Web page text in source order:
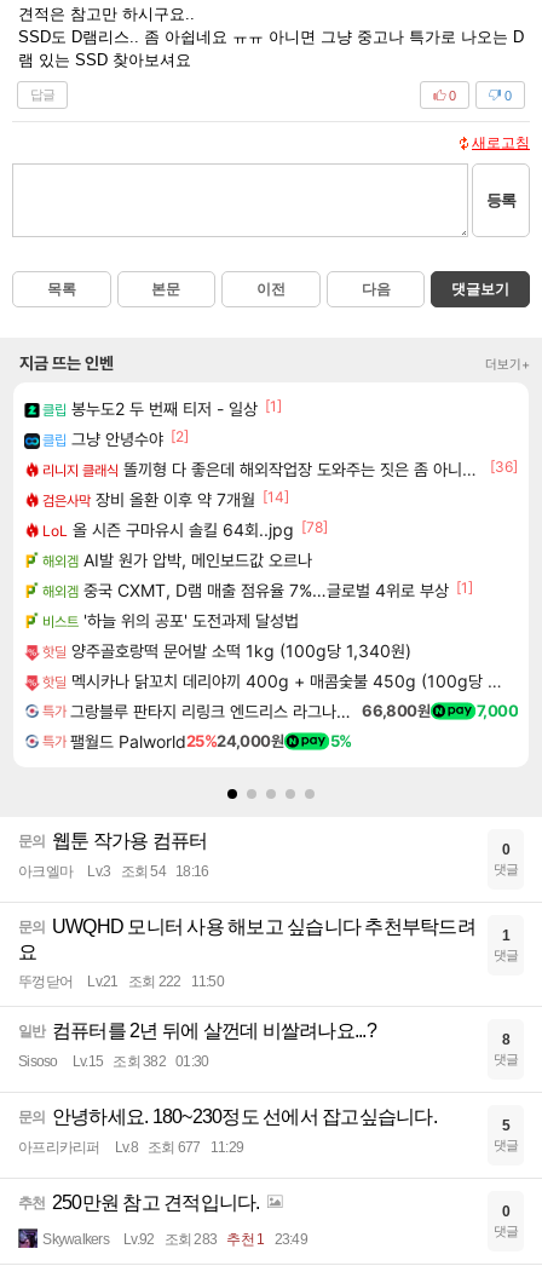
견적은 참고만 하시구요..
SSD도 D램리스.. 좀 아쉽네요 ㅠㅠ 아니면 그냥 중고나 특가로 나오는 D
램 있는 SSD 찾아보셔요
답글 0
0
새로고침
등록
목록 본문 이전 다음 댓글보기
지금 뜨는 인벤 더보기+
클립 봉누도2 두 번째 티저 - 일상 [1]
클립 그냥 안녕수야 [2]
리니지 클래식 똘끼형 다 좋은데 해외작업장 도와주는 짓은 좀 아니지않냐?
[36]
검은사막 장비 올환 이후 약 7개월 [14]
LoL 올 시즌 구마유시 솔킬 64회..jpg [78]
해외겜 AI발 원가 압박, 메인보드값 오르나
해외겜 중국 CXMT, D램 매출 점유율 7%…글로벌 4위로 부상 [1]
비스트 '하늘 위의 공포' 도전과제 달성법
핫딜 양주골호랑떡 문어발 소떡 1kg (100g당 1,340원)
핫딜 멕시카나 닭꼬치 데리야끼 400g + 매콤숯불 450g (100g당 2,410원)
특가 그랑블루 판타지 리링크 엔드리스 라그나로크 Granblue Fantasy Relink Endless Ragnarok 66,800원 7,000
특가 팰월드 Palworld25%24,000원 5%
문의 웹툰 작가용 컴퓨터
아크엘마 Lv.3 조회 54 18:16
0
댓글
문의
UWQHD 모니터 사용 해보고 싶습니다 추천부탁드려
요
뚜껑닫어 Lv.21 조회 222 11:50
1
댓글
일반 컴퓨터를 2년 뒤에 살껀데 비쌀려나요...?
Sisoso Lv.15 조회 382 01:30
8
댓글
문의 안녕하세요. 180~230정도 선에서 잡고싶습니다.
아프리카리퍼 Lv.8 조회 677 11:29
5
댓글
추천 250만원 참고 견적입니다.
Skywalkers Lv.92 조회 283 추천 1 23:49
0
댓글